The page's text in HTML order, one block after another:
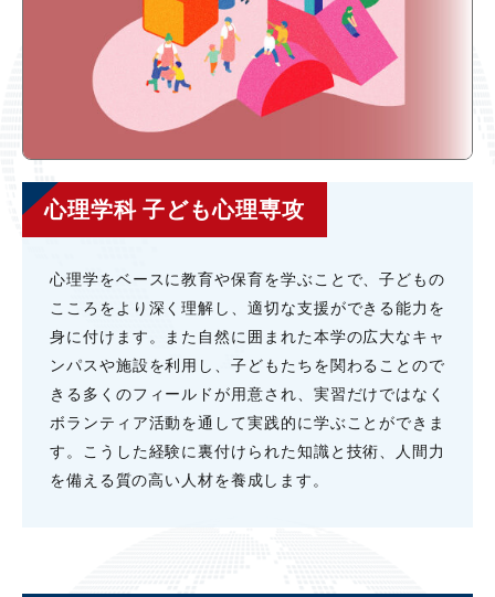
心理学科 子ども心理専攻
⼼理学をベースに教育や保育を学ぶことで、⼦どもの
こころをより深く理解し、適切な⽀援ができる能⼒を
⾝に付けます。また⾃然に囲まれた本学の広⼤なキャ
ンパスや施設を利⽤し、⼦どもたちを関わることので
きる多くのフィールドが⽤意され、実習だけではなく
ボランティア活動を通して実践的に学ぶことができま
す。こうした経験に裏付けられた知識と技術、⼈間⼒
を備える質の⾼い⼈材を養成します。